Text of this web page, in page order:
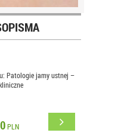
Patologie jamy ustnej –
PLN